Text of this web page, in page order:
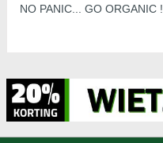
NO PANIC... GO ORGANIC !